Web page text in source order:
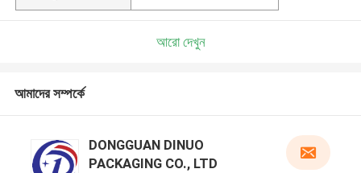
আরো দেখুন
আমাদের সম্পর্কে
DONGGUAN DINUO
PACKAGING CO., LTD